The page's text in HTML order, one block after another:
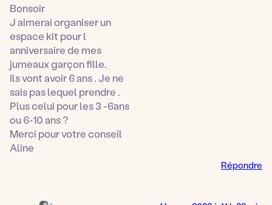
Bonsoir
J aimerai organiser un
espace kit pour l
anniversaire de mes
jumeaux garçon fille.
Ils vont avoir 6 ans . Je ne
sais pas lequel prendre .
Plus celui pour les 3 -6ans
ou 6-10 ans ?
Merci pour votre conseil
Aline
Répondre